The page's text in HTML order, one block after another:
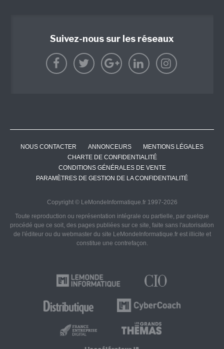
Suivez-nous sur les réseaux
NOUS CONTACTER ANNONCEURS
MENTIONS LÉGALES
CHARTE DE CONFIDENTIALITÉ
CONDITIONS GÉNÉRALES DE VENTE
PARAMÈTRES DE GESTION DE LA CONFIDENTIALITÉ
Copyright © LeMondeInformatique.fr 1997-2026
Toute reproduction ou représentation intégrale ou partielle, par quelque
procédé que ce soit, des pages publiées sur ce site, faite sans l'autorisation
de l'éditeur ou du webmaster du site LeMondeInformatique.fr est illicite et
constitue une contrefaçon.